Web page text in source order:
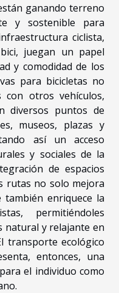
ganando terreno
y sostenible para
ciclista,
juegan un papel
y comodidad de los
para bicicletas no
con otros vehículos,
diversos puntos de
museos, plazas y
así un acceso
y sociales de la
de espacios
rutas no solo mejora
enriquece la
permitiéndoles
y relajante en
transporte ecológico
entonces, una
el individuo como